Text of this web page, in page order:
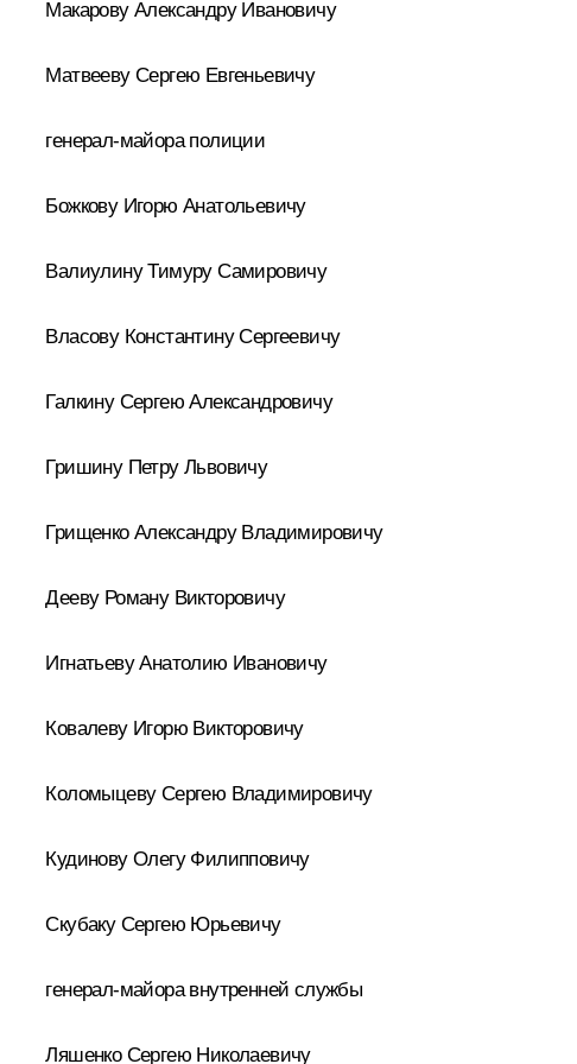
Макарову Александру Ивановичу
Матвееву Сергею Евгеньевичу
генерал-майора полиции
Божкову Игорю Анатольевичу
Валиулину Тимуру Самировичу
Власову Константину Сергеевичу
Галкину Сергею Александровичу
Гришину Петру Львовичу
Грищенко Александру Владимировичу
Дееву Роману Викторовичу
Игнатьеву Анатолию Ивановичу
Ковалеву Игорю Викторовичу
Коломыцеву Сергею Владимировичу
Кудинову Олегу Филипповичу
Скубаку Сергею Юрьевичу
генерал-майора внутренней службы
Ляшенко Сергею Николаевичу